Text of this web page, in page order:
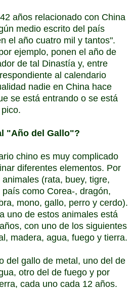
años relacionado con China
medio escrito del país
el año cuatro mil y tantos".
ejemplo, ponen el año de
de tal Dinastía y, entre
al calendario
nadie en China hace
se está entrando o se está
"Año del Gallo"?
chino es muy complicado
diferentes elementos. Por
(rata, buey, tigre,
como Corea-, dragón,
mono, gallo, perro y cerdo).
uno de estos animales está
con uno de los siguientes
madera, agua, fuego y tierra.
del gallo de metal, uno del de
otro del de fuego y por
cada uno cada 12 años.